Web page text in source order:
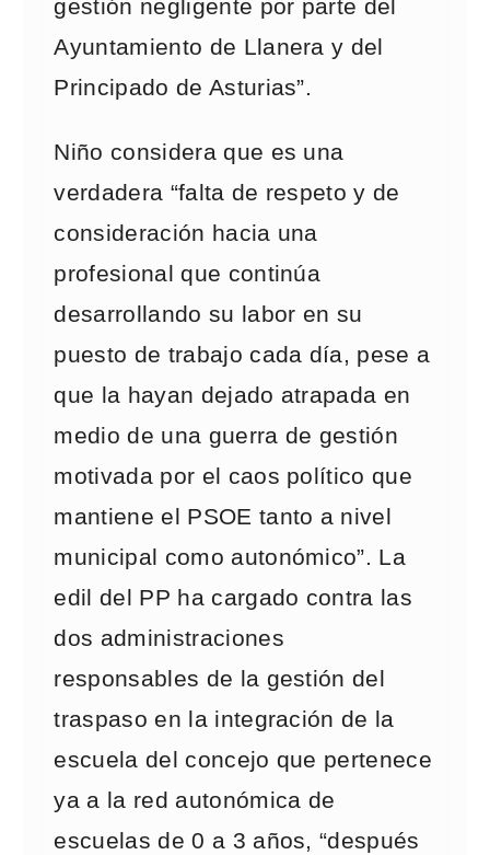
gestión negligente por parte del
Ayuntamiento de Llanera y del
Principado de Asturias”.
Niño considera que es una
verdadera “falta de respeto y de
consideración hacia una
profesional que continúa
desarrollando su labor en su
puesto de trabajo cada día, pese a
que la hayan dejado atrapada en
medio de una guerra de gestión
motivada por el caos político que
mantiene el PSOE tanto a nivel
municipal como autonómico”. La
edil del PP ha cargado contra las
dos administraciones
responsables de la gestión del
traspaso en la integración de la
escuela del concejo que pertenece
ya a la red autonómica de
escuelas de 0 a 3 años, “después